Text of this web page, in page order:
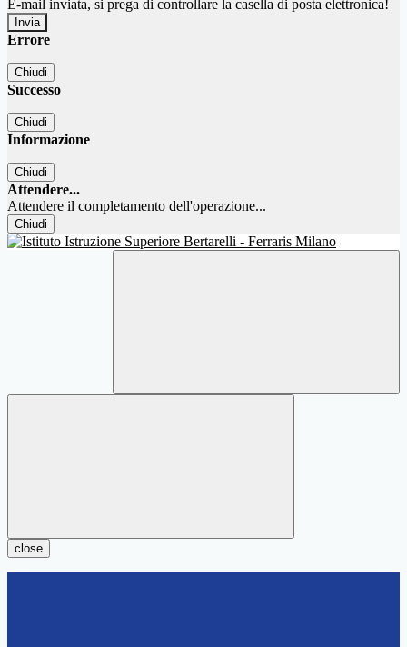
E-mail inviata, si prega di controllare la casella di posta elettronica!
Errore
Chiudi
Successo
Chiudi
Informazione
Chiudi
Attendere...
Attendere il completamento dell'operazione...
Chiudi
close